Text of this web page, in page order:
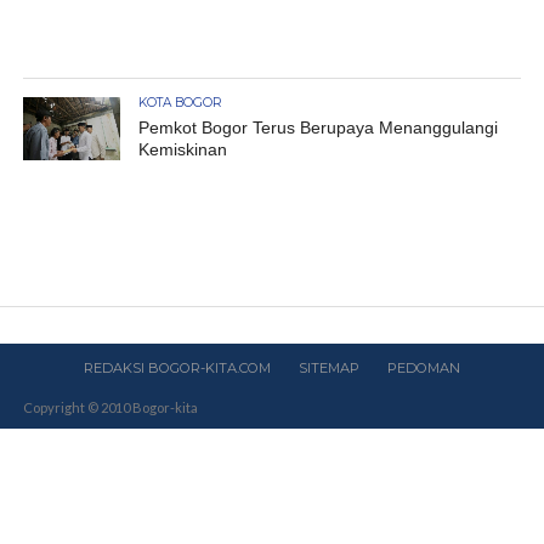
KOTA BOGOR
Pemkot Bogor Terus Berupaya Menanggulangi
Kemiskinan
REDAKSI BOGOR-KITA.COM SITEMAP PEDOMAN
Copyright © 2010 Bogor-kita